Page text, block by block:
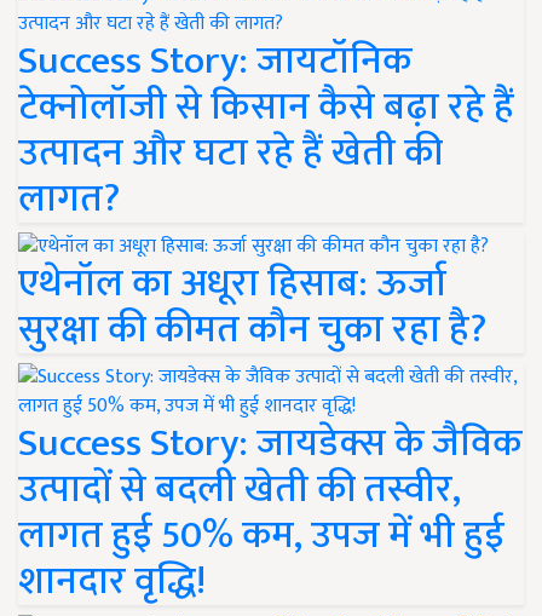
Success Story: जायटॉनिक
टेक्नोलॉजी से किसान कैसे बढ़ा रहे हैं
उत्पादन और घटा रहे हैं खेती की
लागत?
एथेनॉल का अधूरा हिसाब: ऊर्जा
सुरक्षा की कीमत कौन चुका रहा है?
Success Story: जायडेक्स के जैविक
उत्पादों से बदली खेती की तस्वीर,
लागत हुई 50% कम, उपज में भी हुई
शानदार वृद्धि!